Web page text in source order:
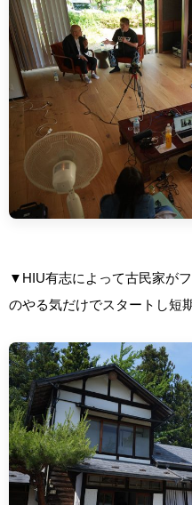
▼HIU有志によって古民家が
のやる気だけでスタートし短